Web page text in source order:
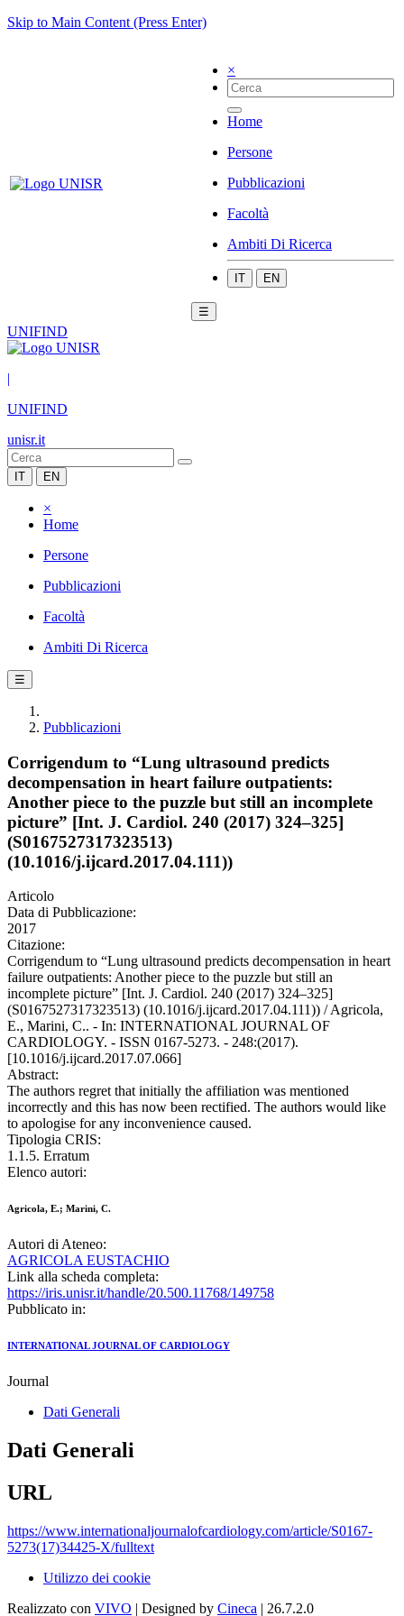
Skip to Main Content (Press Enter)
×
Home
Persone
Pubblicazioni
Facoltà
Ambiti Di Ricerca
IT EN
☰
UNIFIND
|
UNIFIND
unisr.it
IT EN
×
Home
Persone
Pubblicazioni
Facoltà
Ambiti Di Ricerca
☰
Pubblicazioni
Corrigendum to “Lung ultrasound predicts
decompensation in heart failure outpatients:
Another piece to the puzzle but still an incomplete
picture” [Int. J. Cardiol. 240 (2017) 324–325]
(S0167527317323513)
(10.1016/j.ijcard.2017.04.111))
Articolo
Data di Pubblicazione:
2017
Citazione:
Corrigendum to “Lung ultrasound predicts decompensation in heart
failure outpatients: Another piece to the puzzle but still an
incomplete picture” [Int. J. Cardiol. 240 (2017) 324–325]
(S0167527317323513) (10.1016/j.ijcard.2017.04.111)) / Agricola,
E., Marini, C.. - In: INTERNATIONAL JOURNAL OF
CARDIOLOGY. - ISSN 0167-5273. - 248:(2017).
[10.1016/j.ijcard.2017.07.066]
Abstract:
The authors regret that initially the affiliation was mentioned
incorrectly and this has now been rectified. The authors would like
to apologise for any inconvenience caused.
Tipologia CRIS:
1.1.5. Erratum
Elenco autori:
Agricola, E.; Marini, C.
Autori di Ateneo:
AGRICOLA EUSTACHIO
Link alla scheda completa:
https://iris.unisr.it/handle/20.500.11768/149758
Pubblicato in:
INTERNATIONAL JOURNAL OF CARDIOLOGY
Journal
Dati Generali
Dati Generali
URL
https://www.internationaljournalofcardiology.com/article/S0167-
5273(17)34425-X/fulltext
Utilizzo dei cookie
Realizzato con VIVO | Designed by Cineca | 26.7.2.0